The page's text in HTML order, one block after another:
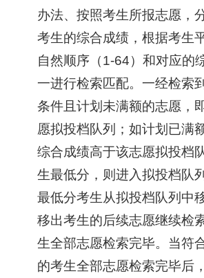
办法、按照考生所报志愿，
考生的综合成绩，根据考生
自然顺序（1-64）和对应的
一进行检索匹配。一经检索
条件且计划未满额的志愿，
愿拟投档队列；如计划已满
综合成绩高于该志愿拟投档
生最低分，则进入拟投档队
最低分考生从拟投档队列中
移出考生的后续志愿继续检
生全部志愿检索完毕。当符
的考生全部志愿检索完毕后